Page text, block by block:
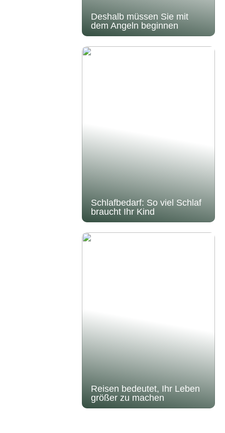
Deshalb müssen Sie mit
dem Angeln beginnen
Schlafbedarf: So viel Schlaf
braucht Ihr Kind
Reisen bedeutet, Ihr Leben
größer zu machen